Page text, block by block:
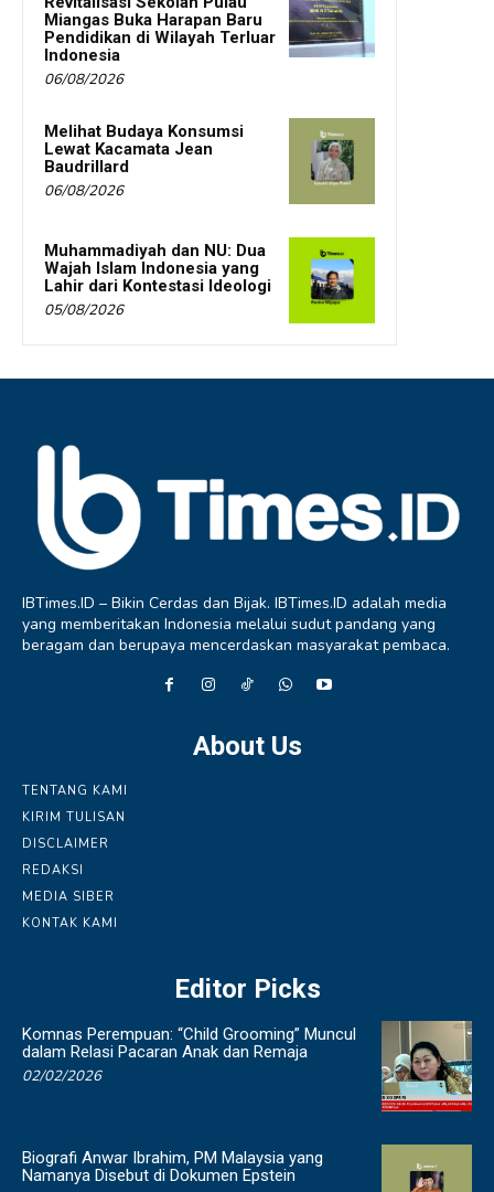
Miangas Buka Harapan Baru
Pendidikan di Wilayah Terluar
Indonesia
06/08/2026
Melihat Budaya Konsumsi
Lewat Kacamata Jean
Baudrillard
06/08/2026
Muhammadiyah dan NU: Dua
Wajah Islam Indonesia yang
Lahir dari Kontestasi Ideologi
05/08/2026
IBTimes.ID – Bikin Cerdas dan Bijak. IBTimes.ID adalah media
yang memberitakan Indonesia melalui sudut pandang yang
beragam dan berupaya mencerdaskan masyarakat pembaca.
About Us
TENTANG KAMI
KIRIM TULISAN
DISCLAIMER
REDAKSI
MEDIA SIBER
KONTAK KAMI
Editor Picks
Komnas Perempuan: “Child Grooming” Muncul
dalam Relasi Pacaran Anak dan Remaja
02/02/2026
Biografi Anwar Ibrahim, PM Malaysia yang
Namanya Disebut di Dokumen Epstein